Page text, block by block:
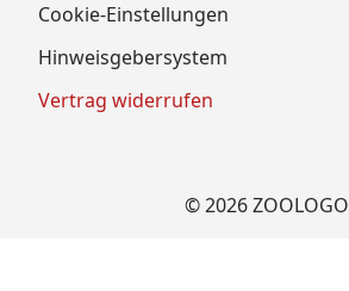
Cookie-Einstellungen
Hinweisgebersystem
Vertrag widerrufen
© 2026 ZOOLOGO